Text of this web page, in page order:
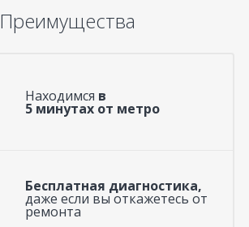
Преимущества
Находимся в
5 минутах от метро
Бесплатная диагностика,
даже если вы откажетесь от
ремонта